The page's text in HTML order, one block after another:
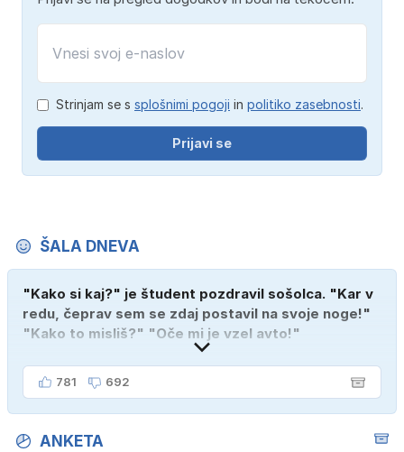
Strinjam se s splošnimi pogoji in politiko zasebnosti.
Prijavi se
ŠALA DNEVA
"Kako si kaj?" je študent pozdravil sošolca. "Kar v
redu, čeprav sem se zdaj postavil na svoje noge!"
"Kako to misliš?" "Oče mi je vzel avto!"
781 692
ANKETA